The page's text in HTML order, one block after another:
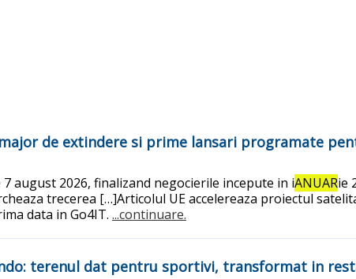
de extindere si prime lansari programate
august 2026, finalizand negocierile incepute in iANUARie
trecerea […]Articolul UE accelereaza proiectul
data in Go4IT. ...continuare.
terenul dat pentru sportivi, transformat in